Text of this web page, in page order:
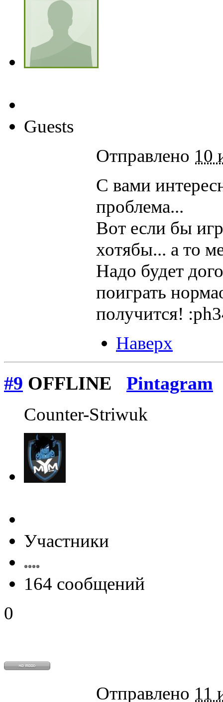
Guests
Отправлено 10
С вами
проблема...
Вот если бы
хотябы... а то
Надо будет
поиграть
получится!
Наверх
#9 OFFLINE Pintagram
Counter-Striwuk
Участники
164 сообщений
0
Отправлено 11